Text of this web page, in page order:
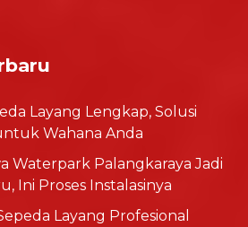
Layang Lengkap, Solusi
Wahana Anda
Waterpark Palangkaraya Jadi
Ini Proses Instalasinya
Layang Profesional